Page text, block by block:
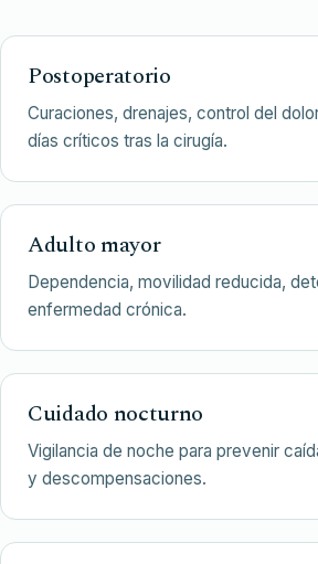
Postoperatorio
Curaciones, drenajes, control del
días críticos tras la cirugía.
Adulto mayor
Dependencia, movilidad reducida,
enfermedad crónica.
Cuidado nocturno
Vigilancia de noche para prevenir
y descompensaciones.